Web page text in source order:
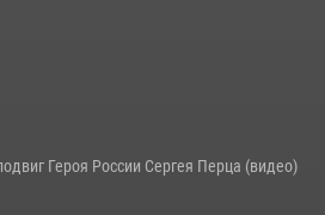
Героя России Сергея Перца (видео)